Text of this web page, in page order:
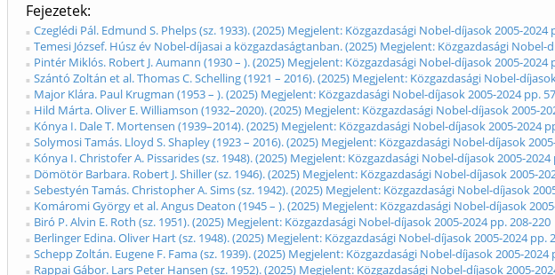
Fejezetek
Czeglédi Pál. Edmund S. Phelps (sz. 1933). (2025) Megjelent: Közgazdasági Nobel-díjasok 2005-
Temesi József. Húsz év Nobel-díjasai a közgazdaságtanban. (2025) Megjelent: Közgazdasági Nobel-
Pintér Miklós. Robert J. Aumann (1930 – ). (2025) Megjelent: Közgazdasági Nobel-díjasok 2005-2024
Szántó Zoltán et al. Thomas C. Schelling (1921 – 2016). (2025) Megjelent: Közgazdasági Nobel-
Major Klára. Paul Krugman (1953 – ). (2025) Megjelent: Közgazdasági Nobel-díjasok 2005-2024 pp.
Hild Márta. Oliver E. Williamson (1932–2020). (2025) Megjelent: Közgazdasági Nobel-díjasok 2005-
Kónya I. Dale T. Mortensen (1939–2014). (2025) Megjelent: Közgazdasági Nobel-díjasok 2005-2024
Solymosi Tamás. Lloyd S. Shapley (1923 – 2016). (2025) Megjelent: Közgazdasági Nobel-díjasok
Kónya I. Christofer A. Pissarides (sz. 1948). (2025) Megjelent: Közgazdasági Nobel-díjasok 2005-2024
Dömötör Barbara. Robert J. Shiller (sz. 1946). (2025) Megjelent: Közgazdasági Nobel-díjasok 2005-
Sebestyén Tamás. Christopher A. Sims (sz. 1942). (2025) Megjelent: Közgazdasági Nobel-díjasok
Komáromi György et al. Angus Deaton (1945 – ). (2025) Megjelent: Közgazdasági Nobel-díjasok
Biró P. Alvin E. Roth (sz. 1951). (2025) Megjelent: Közgazdasági Nobel-díjasok 2005-2024 pp. 208-220
Berlinger Edina. Oliver Hart (sz. 1948). (2025) Megjelent: Közgazdasági Nobel-díjasok 2005-2024 pp.
Schepp Zoltán. Eugene F. Fama (sz. 1939). (2025) Megjelent: Közgazdasági Nobel-díjasok 2005-2024
Rappai Gábor. Lars Peter Hansen (sz. 1952). (2025) Megjelent: Közgazdasági Nobel-díjasok 2005-